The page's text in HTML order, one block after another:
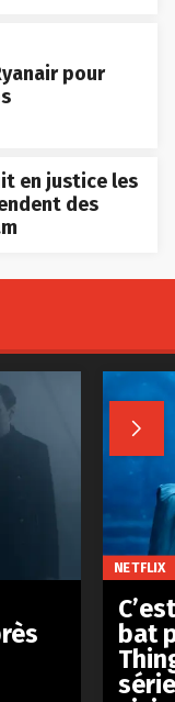
pour
en justice les
des

NETFLIX
bat